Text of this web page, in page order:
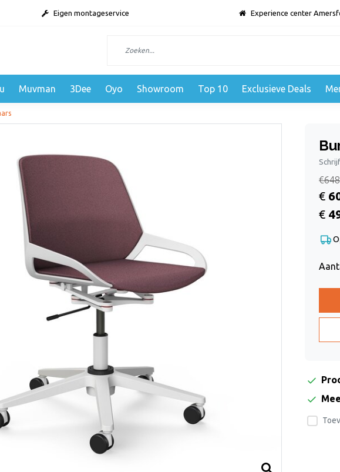
Eigen montageservice Experience center
Muvman 3Dee Oyo Showroom Top 10 Exclusieve Deals
€
€